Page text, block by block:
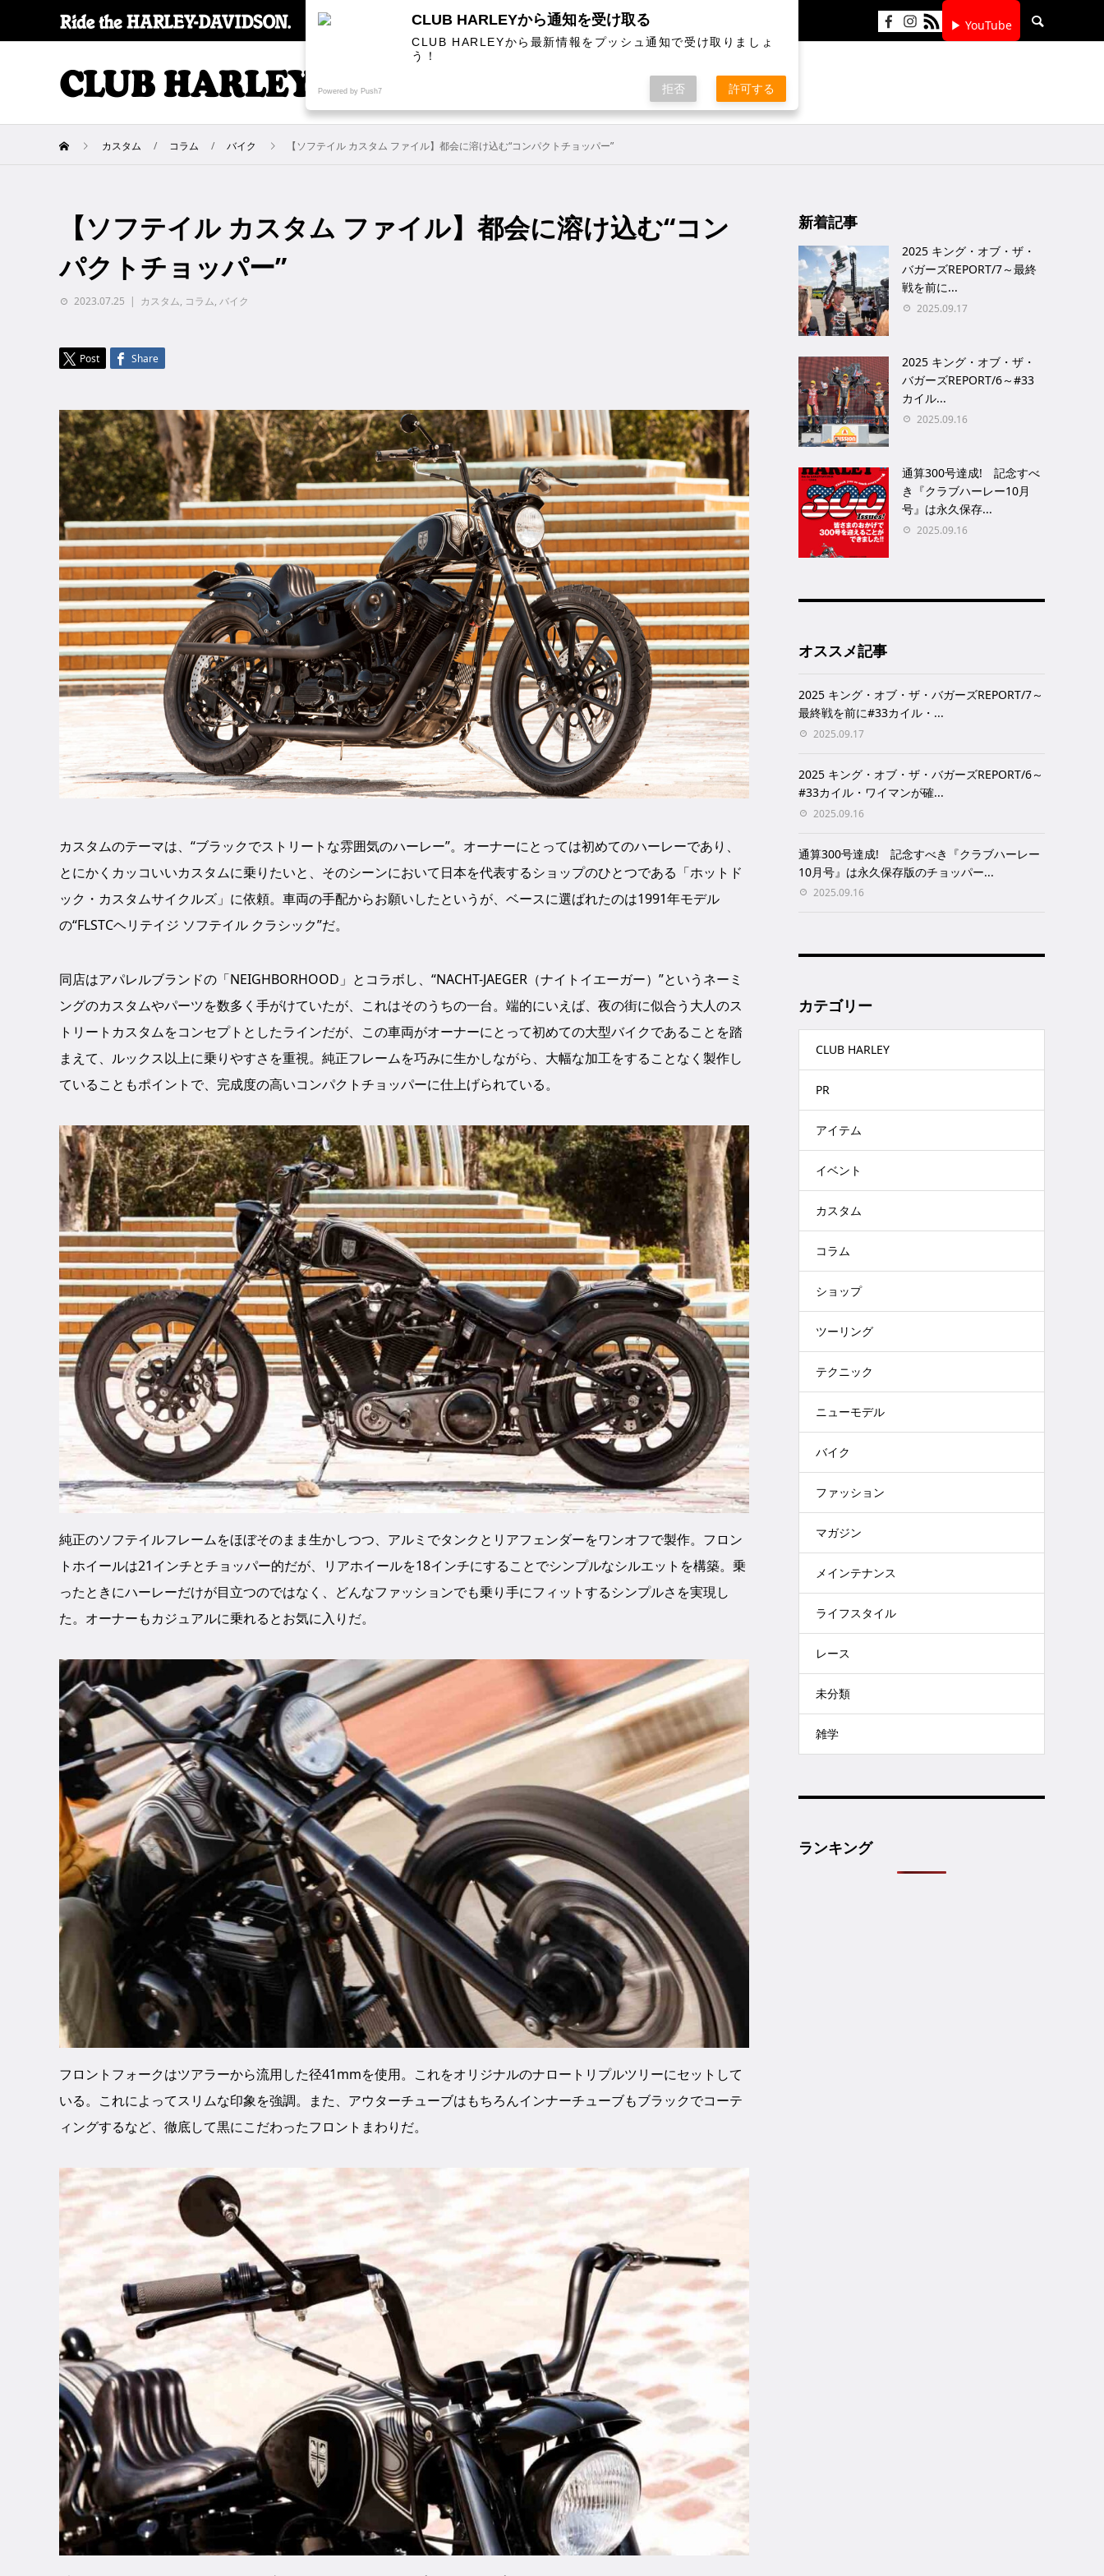
▶ YouTube
SPECIALCOLUMN
カスタム コラム バイク 【ソフテイル カスタム ファイル】都会に溶け込む“コンパクトチョッパー”
【ソフテイル カスタム ファイル】都会に溶け込む“コン
パクトチョッパー”
2023.07.25 カスタム, コラム, バイク
Post Share
カスタムのテーマは、“ブラックでストリートな雰囲気のハーレー”。オーナーにとっては初めてのハーレーであり、
とにかくカッコいいカスタムに乗りたいと、そのシーンにおいて日本を代表するショップのひとつである「ホットド
ック・カスタムサイクルズ」に依頼。車両の手配からお願いしたというが、ベースに選ばれたのは1991年モデル
の“FLSTCヘリテイジ ソフテイル クラシック”だ。
同店はアパレルブランドの「NEIGHBORHOOD」とコラボし、“NACHT-JAEGER（ナイトイエーガー）”というネーミ
ングのカスタムやパーツを数多く手がけていたが、これはそのうちの一台。端的にいえば、夜の街に似合う大人のス
トリートカスタムをコンセプトとしたラインだが、この車両がオーナーにとって初めての大型バイクであることを踏
まえて、ルックス以上に乗りやすさを重視。純正フレームを巧みに生かしながら、大幅な加工をすることなく製作し
ていることもポイントで、完成度の高いコンパクトチョッパーに仕上げられている。
純正のソフテイルフレームをほぼそのまま生かしつつ、アルミでタンクとリアフェンダーをワンオフで製作。フロン
トホイールは21インチとチョッパー的だが、リアホイールを18インチにすることでシンプルなシルエットを構築。乗
ったときにハーレーだけが目立つのではなく、どんなファッションでも乗り手にフィットするシンプルさを実現し
た。オーナーもカジュアルに乗れるとお気に入りだ。
フロントフォークはツアラーから流用した径41mmを使用。これをオリジナルのナロートリプルツリーにセットして
いる。これによってスリムな印象を強調。また、アウターチューブはもちろんインナーチューブもブラックでコーテ
ィングするなど、徹底して黒にこだわったフロントまわりだ。
新着記事
2025 キング・オブ・ザ・
バガーズREPORT/7～最終
戦を前に...
2025.09.17
2025 キング・オブ・ザ・
バガーズREPORT/6～#33
カイル...
2025.09.16
通算300号達成! 記念すべ
き『クラブハーレー10月
号』は永久保存...
2025.09.16
オススメ記事
2025 キング・オブ・ザ・バガーズREPORT/7～
最終戦を前に#33カイル・...
2025.09.17
2025 キング・オブ・ザ・バガーズREPORT/6～
#33カイル・ワイマンが確...
2025.09.16
通算300号達成! 記念すべき『クラブハーレー
10月号』は永久保存版のチョッパー...
2025.09.16
カテゴリー
CLUB HARLEY
PR
アイテム
イベント
カスタム
コラム
ショップ
ツーリング
テクニック
ニューモデル
バイク
ファッション
マガジン
メインテナンス
ライフスタイル
レース
未分類
雑学
ランキング
CLUB HARLEYから通知を受け取る
CLUB HARLEYから最新情報をプッシュ通知で受け取りましょ
う！
Powered by Push7 拒否 許可する